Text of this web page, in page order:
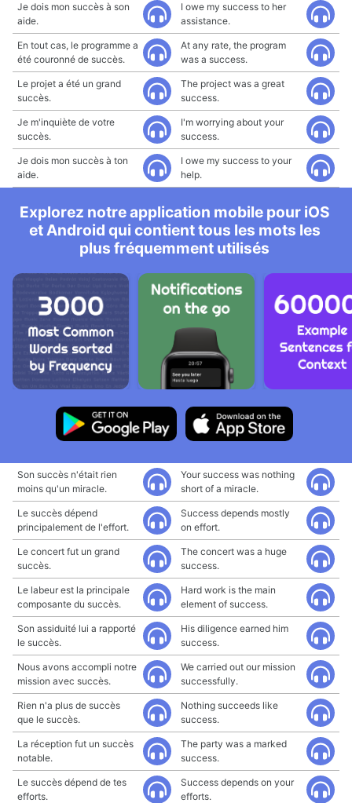
Je dois mon succès à son
aide.
I owe my success to her
assistance.
En tout cas, le programme a
été couronné de succès.
At any rate, the program
was a success.
Le projet a été un grand
succès.
The project was a great
success.
Je m'inquiète de votre
succès.
I'm worrying about your
success.
Je dois mon succès à ton
aide.
I owe my success to your
help.
Explorez notre application mobile pour iOS
et Android qui contient tous les mots les
plus fréquemment utilisés
Son succès n'était rien
moins qu'un miracle.
Your success was nothing
short of a miracle.
Le succès dépend
principalement de l'effort.
Success depends mostly
on effort.
Le concert fut un grand
succès.
The concert was a huge
success.
Le labeur est la principale
composante du succès.
Hard work is the main
element of success.
Son assiduité lui a rapporté
le succès.
His diligence earned him
success.
Nous avons accompli notre
mission avec succès.
We carried out our mission
successfully.
Rien n'a plus de succès
que le succès.
Nothing succeeds like
success.
La réception fut un succès
notable.
The party was a marked
success.
Le succès dépend de tes
efforts.
Success depends on your
efforts.